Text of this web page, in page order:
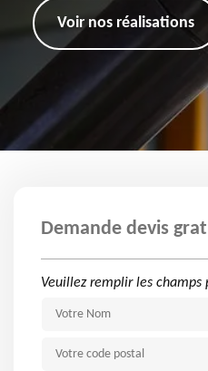
Voir nos réalisations
Demande devis
Veuillez remplir les champs